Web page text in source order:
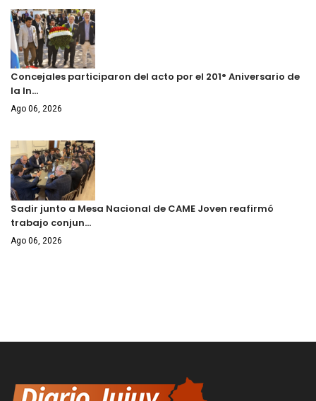
Concejales participaron del acto por el 201° Aniversario de
la In…
Ago 06, 2026
Sadir junto a Mesa Nacional de CAME Joven reafirmó
trabajo conjun…
Ago 06, 2026